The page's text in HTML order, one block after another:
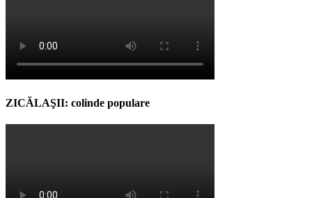
ZICĂLAŞII: colinde populare